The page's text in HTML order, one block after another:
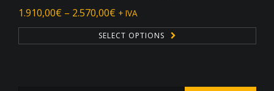
1.910,00€ – 2.570,00€ + IVA
SELECT OPTIONS